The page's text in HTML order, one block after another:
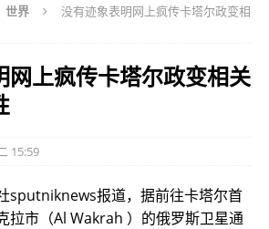
世界
没有迹象表明网上疯传卡塔尔政变相
网上疯传卡塔尔政变相关
15:59
sputniknews报道，据前往卡塔尔首
拉市（Al Wakrah ）的俄罗斯卫星通